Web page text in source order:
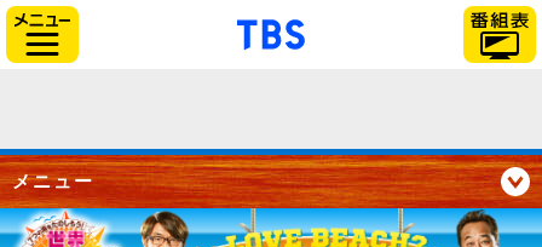
「TBSテレビ」トップページ
メニュー